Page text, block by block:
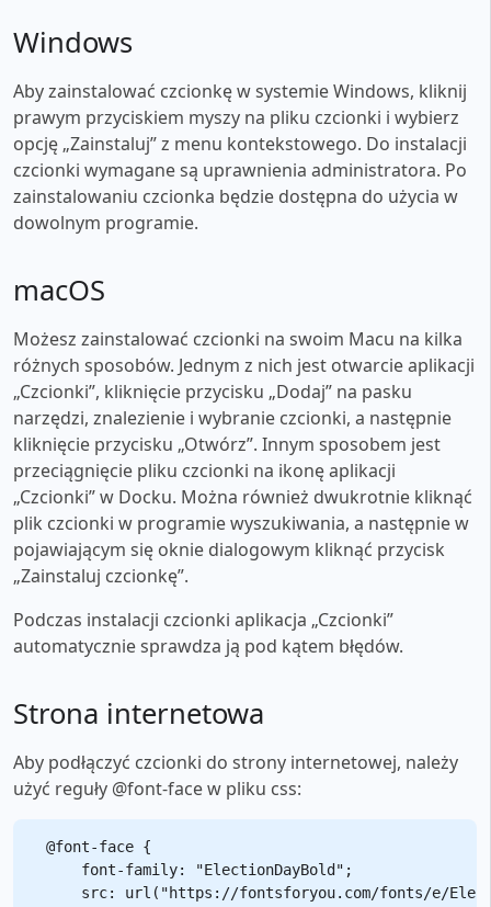
Windows
Aby zainstalować czcionkę w systemie Windows, kliknij
prawym przyciskiem myszy na pliku czcionki i wybierz
opcję „Zainstaluj” z menu kontekstowego. Do instalacji
czcionki wymagane są uprawnienia administratora. Po
zainstalowaniu czcionka będzie dostępna do użycia w
dowolnym programie.
macOS
Możesz zainstalować czcionki na swoim Macu na kilka
różnych sposobów. Jednym z nich jest otwarcie aplikacji
„Czcionki”, kliknięcie przycisku „Dodaj” na pasku
narzędzi, znalezienie i wybranie czcionki, a następnie
kliknięcie przycisku „Otwórz”. Innym sposobem jest
przeciągnięcie pliku czcionki na ikonę aplikacji
„Czcionki” w Docku. Można również dwukrotnie kliknąć
plik czcionki w programie wyszukiwania, a następnie w
pojawiającym się oknie dialogowym kliknąć przycisk
„Zainstaluj czcionkę”.
Podczas instalacji czcionki aplikacja „Czcionki”
automatycznie sprawdza ją pod kątem błędów.
Strona internetowa
Aby podłączyć czcionki do strony internetowej, należy
użyć reguły @font-face w pliku css:
@font-face {
    font-family: "ElectionDayBold";
src: url("https://fontsforyou.com/fonts/e/